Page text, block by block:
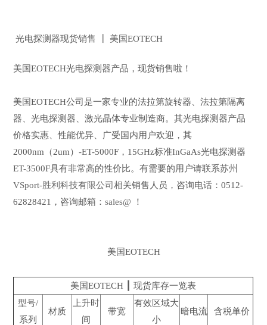
光电探测器现货销售 ┃ 美国EOTECH
美国EOTECH光电探测器产品，现货销售啦！
美国EOTECH公司是一家专业的法拉第旋转器、法拉第隔离
器、光电探测器、激光晶体专业制造商。其光电探测器产品
价格实惠、性能优异、广受国内用户欢迎，其
2000nm（2um）-ET-5000F，15GHz标准InGaAs光电探测器
ET-3500F具有非常高的性价比。有需要的用户请联系苏州
VSport-胜利科技有限公司相关销售人员，咨询电话：0512-
62828421，咨询邮箱：sales@ ！
美国EOTECH
美国EOTECH ┃ 现货库存一览表
型号/
系列
材质
上升时
间
带宽
有效区域大
小
暗电流 含税单价